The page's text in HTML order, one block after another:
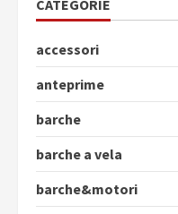
CATEGORIE
accessori
anteprime
barche
barche a vela
barche&motori